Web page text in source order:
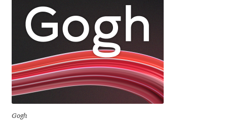
Julia Sysmäläinen
Julieta Ulanovsky
Kai Bernau
Kaja Słojewska
Katsia Jazwinska
Gogh